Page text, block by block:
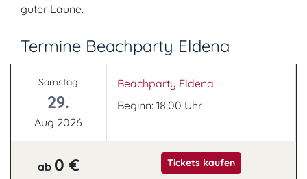
guter Laune.
Termine Beachparty Eldena
Samstag
29.
Aug 2026
Beachparty Eldena
Beginn: 18:00 Uhr
ab 0 € Tickets kaufen